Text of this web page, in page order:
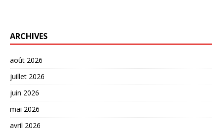
ARCHIVES
août 2026
juillet 2026
juin 2026
mai 2026
avril 2026